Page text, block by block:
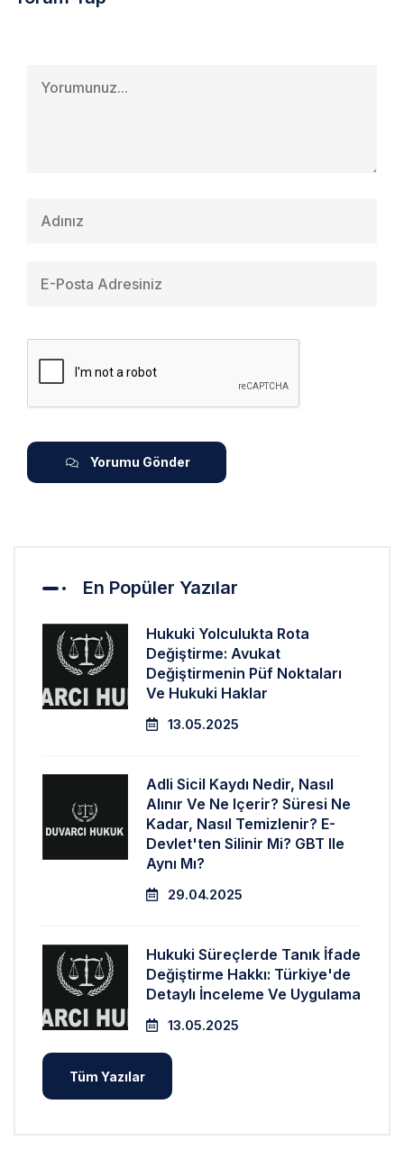
Yorumu Gönder
En Popüler Yazılar
Hukuki Yolculukta Rota
Değiştirme: Avukat
Değiştirmenin Püf Noktaları
Ve Hukuki Haklar
13.05.2025
Adli Sicil Kaydı Nedir, Nasıl
Alınır Ve Ne Içerir? Süresi Ne
Kadar, Nasıl Temizlenir? E-
Devlet'ten Silinir Mi? GBT Ile
Aynı Mı?
29.04.2025
Hukuki Süreçlerde Tanık İfade
Değiştirme Hakkı: Türkiye'de
Detaylı İnceleme Ve Uygulama
13.05.2025
Tüm Yazılar